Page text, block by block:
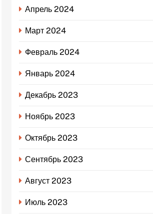
Апрель 2024
Март 2024
Февраль 2024
Январь 2024
Декабрь 2023
Ноябрь 2023
Октябрь 2023
Сентябрь 2023
Август 2023
Июль 2023